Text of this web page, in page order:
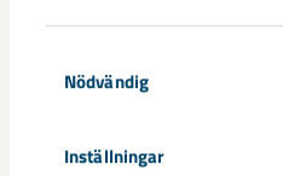
Nödvändig
Inställningar